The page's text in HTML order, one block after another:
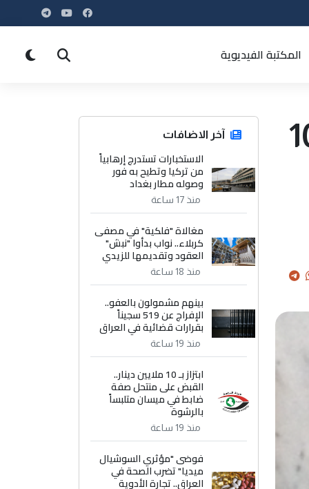
المكتبة الفيديوية
1000 آخر الاضافات
الاستخبارات تستدرج إرهابياً
من تركيا وتطيح به فور
وصوله مطار بغداد
منذ 17 ساعة
مغالاة "فلكية" في مصفى
كربلاء.. نواب بدأوا "نبش"
العقود وتقديمها للزيدي
منذ 18 ساعة
بينهم مشمولون بالعفو..
الإفراج عن 519 سجيناً
بقرارات قضائية في العراق
منذ 19 ساعة
ابتزاز بـ 10 ملايين دينار..
القبض على منتحل صفة
ضابط في ميسان متلبساً
بالرشوة
منذ 19 ساعة
فوضى "مؤثري السوشيال
ميديا" تضرب الصحة في
العراق.. تجارة الأدوية